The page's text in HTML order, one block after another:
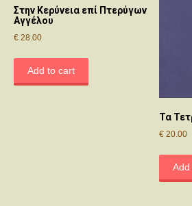
Στην Κερύνεια επί Πτερύγων
Αγγέλου
€ 28.00
Add to cart
Τα
€ 20.00